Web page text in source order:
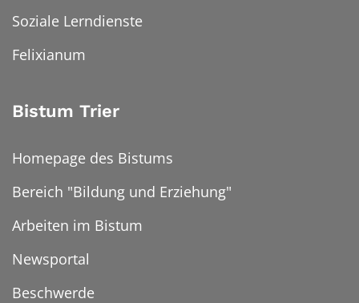
Soziale Lerndienste
Felixianum
Bistum Trier
Homepage des Bistums
Bereich "Bildung und Erziehung"
Arbeiten im Bistum
Newsportal
Beschwerde